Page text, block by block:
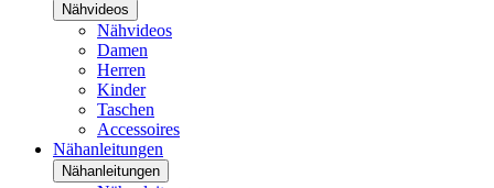
Nähvideos
Nähvideos
Damen
Herren
Kinder
Taschen
Accessoires
Nähanleitungen
Nähanleitungen